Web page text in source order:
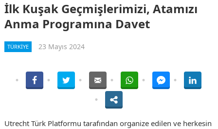
İlk Kuşak Geçmişlerimizi, Atamızı
Anma Programına Davet
TÜRKIYE 23 Mayıs 2024
Utrecht Türk Platformu tarafından organize edilen ve herkesin